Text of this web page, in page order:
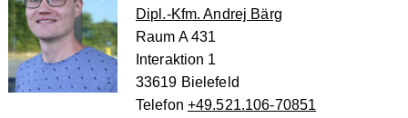
Dipl.-Kfm. Andrej Bärg
Raum A 431
Interaktion 1
33619 Bielefeld
Telefon +49.521.106-70851